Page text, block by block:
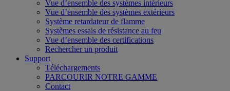
Vue d’ensemble des systèmes intérieurs
Vue d’ensemble des systèmes extérieurs
Système retardateur de flamme
Systèmes essais de résistance au feu
Vue d’ensemble des certifications
Rechercher un produit
Support
Téléchargements
PARCOURIR NOTRE GAMME
Contact